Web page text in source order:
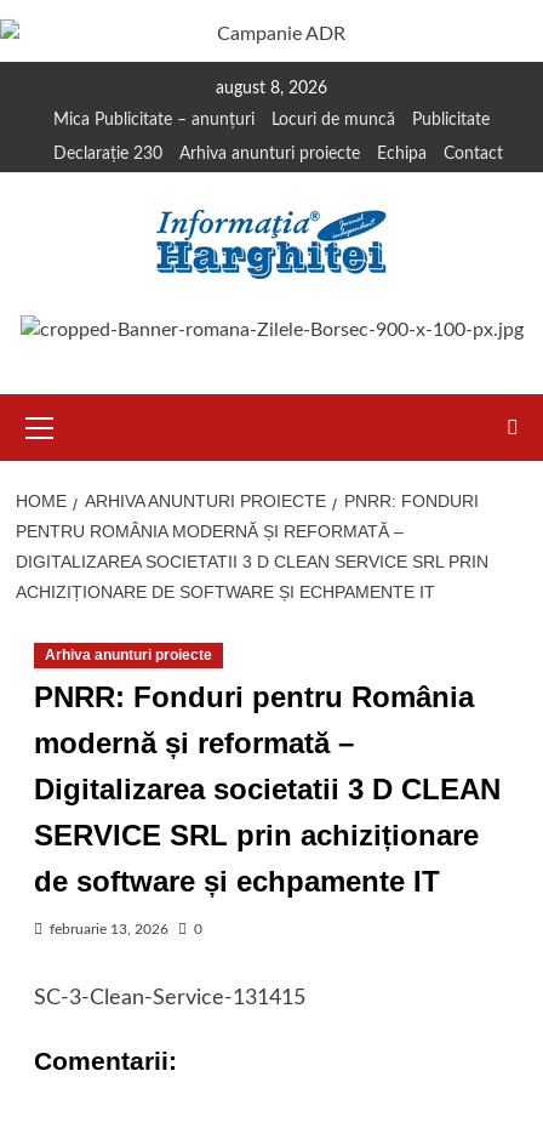
august 8, 2026
Mica Publicitate – anunțuri
Locuri de muncă
Publicitate
Declarație 230
Arhiva anunturi proiecte Echipa Contact
Menu
HOME ARHIVA ANUNTURI PROIECTE
PNRR: FONDURI
PENTRU ROMÂNIA MODERNĂ ȘI REFORMATĂ –
DIGITALIZAREA SOCIETATII 3 D CLEAN SERVICE SRL PRIN
ACHIZIȚIONARE DE SOFTWARE ȘI ECHPAMENTE IT
Arhiva anunturi proiecte
PNRR: Fonduri pentru România
modernă și reformată –
Digitalizarea societatii 3 D CLEAN
SERVICE SRL prin achiziționare
de software și echpamente IT
februarie 13, 2026 0
SC-3-Clean-Service-131415
Comentarii: